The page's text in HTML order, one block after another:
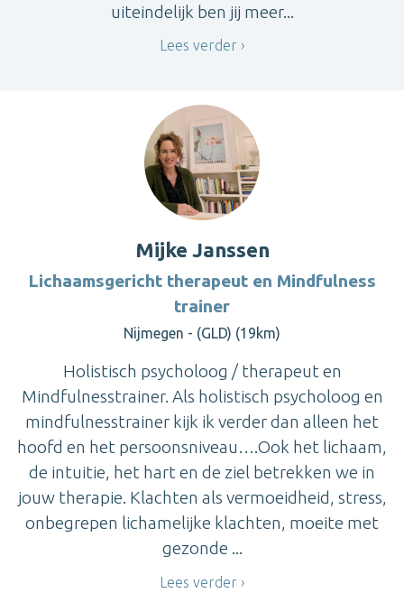
uiteindelijk ben jij meer...
Lees verder
Mijke Janssen
Lichaamsgericht therapeut en Mindfulness
trainer
Nijmegen - (GLD) (19km)
Holistisch psycholoog / therapeut en
Mindfulnesstrainer. Als holistisch psycholoog en
mindfulnesstrainer kijk ik verder dan alleen het
hoofd en het persoonsniveau….Ook het lichaam,
de intuitie, het hart en de ziel betrekken we in
jouw therapie. Klachten als vermoeidheid, stress,
onbegrepen lichamelijke klachten, moeite met
gezonde ...
Lees verder